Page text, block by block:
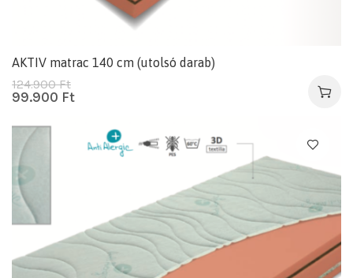
AKTIV matrac 140 cm (utolsó darab)
124.900Ft
99.900 Ft